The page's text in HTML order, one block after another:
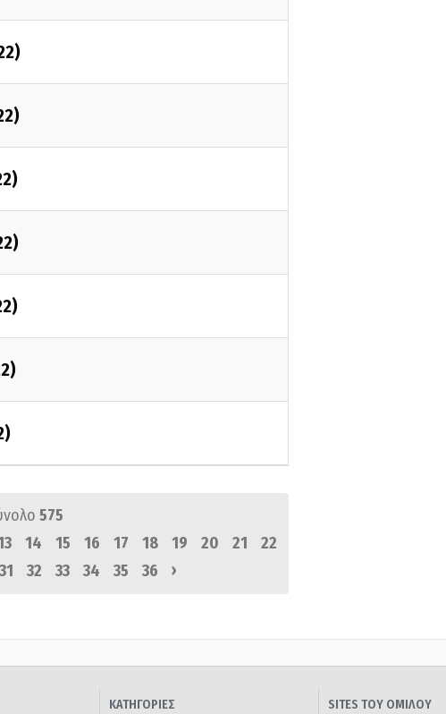
575
14 15 16 17 18 19 20 21
22
31 32 33 34 35 36 ›
ΚΑΤΗΓΟΡΙΕΣ SITES ΤΟΥ ΟΜΙΛΟΥ